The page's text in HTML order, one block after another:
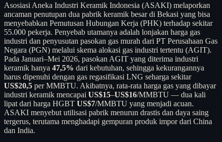
Asosiasi Aneka Industri Keramik Indonesia (ASAKI) melaporkan
ancaman penutupan dua pabrik keramik besar di Bekasi yang bisa
menyebabkan Pemutusan Hubungan Kerja (PHK) terhadap sekitar
55.000 pekerja. Penyebab utamanya adalah lonjakan harga gas
industri dan penyusutan pasokan gas murah dari PT Perusahaan Gas
Negara (PGN) melalui skema alokasi gas industri tertentu (AGIT).
Pada Januari–Mei 2026, pasokan AGIT yang diterima industri
keramik hanya 47,5% dari kebutuhan, sehingga kekurangannya
harus dipenuhi dengan gas regasifikasi LNG seharga sekitar
US$20,5 per MMBTU. Akibatnya, rata-rata harga gas yang dibayar
industri keramik mencapai US$15–US$16/MMBTU — dua kali
lipat dari harga HGBT US$7/MMBTU yang menjadi acuan.
ASAKI menyebut utilisasi pabrik menurun drastis dan daya saing
tergerus, terutama menghadapi gempuran produk impor dari China
dan India.